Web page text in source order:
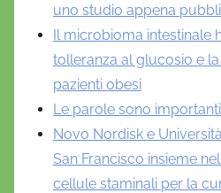
uno studio appena
Il microbioma intestinale
tolleranza al glucosio e
pazienti obesi
Le parole sono importanti
Novo Nordisk e
San Francisco insieme
cellule staminali per la